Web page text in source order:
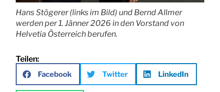
Hans Stögerer (links im Bild) und Bernd Allmer
werden per 1. Jänner 2026 in den Vorstand von
Helvetia Österreich berufen.
Teilen:
Facebook Twitter LinkedIn